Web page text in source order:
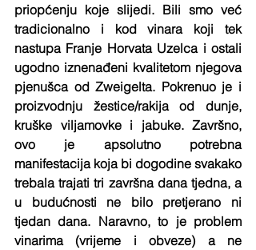
priopćenju koje slijedi. Bili smo već
tradicionalno i kod vinara koji tek
nastupa Franje Horvata Uzelca i ostali
ugodno iznenađeni kvalitetom njegova
pjenušca od Zweigelta. Pokrenuo je i
proizvodnju žestice/rakija od dunje,
kruške viljamovke i jabuke. Završno,
ovo je apsolutno potrebna
manifestacija koja bi dogodine svakako
trebala trajati tri završna dana tjedna, a
u budućnosti ne bilo pretjerano ni
tjedan dana. Naravno, to je problem
vinarima (vrijeme i obveze) a ne